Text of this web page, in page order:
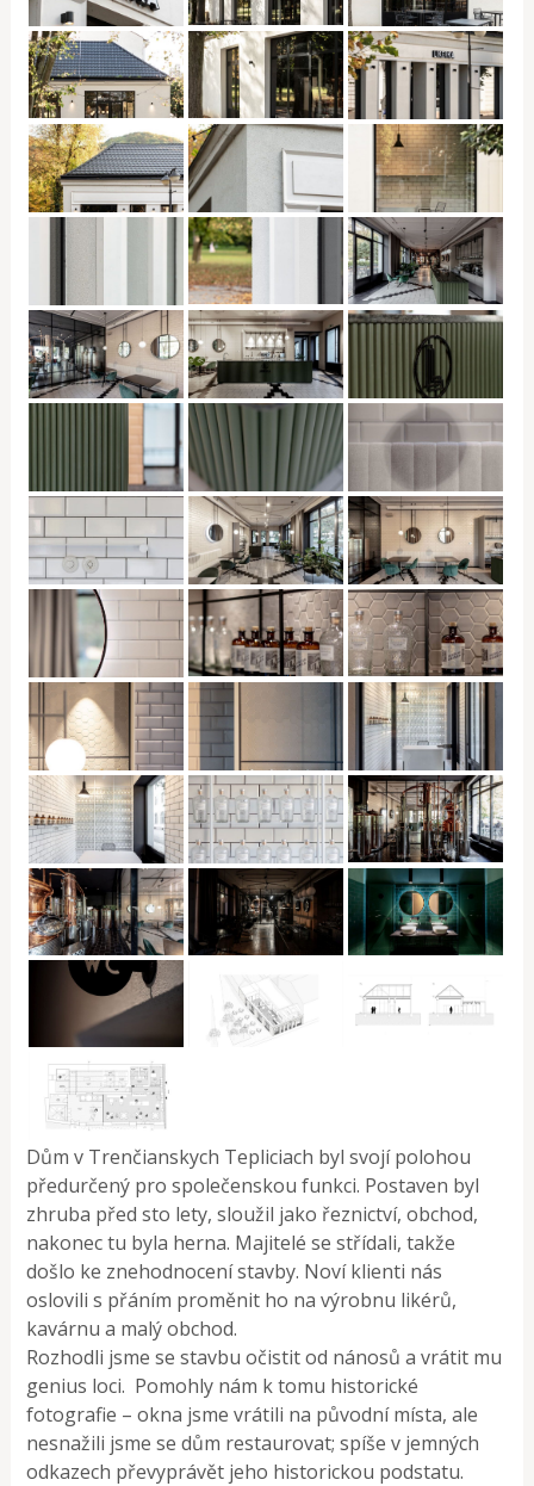
Dům v Trenčianskych Tepliciach byl svojí polohou
předurčený pro společenskou funkci. Postaven byl
zhruba před sto lety, sloužil jako řeznictví, obchod,
nakonec tu byla herna. Majitelé se střídali, takže
došlo ke znehodnocení stavby. Noví klienti nás
oslovili s přáním proměnit ho na výrobnu likérů,
kavárnu a malý obchod.
Rozhodli jsme se stavbu očistit od nánosů a vrátit mu
genius loci. Pomohly nám k tomu historické
fotografie – okna jsme vrátili na původní místa, ale
nesnažili jsme se dům restaurovat; spíše v jemných
odkazech převyprávět jeho historickou podstatu.